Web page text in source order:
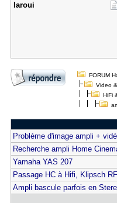
laroui
FORUM
Video
HiFi
Problème d'image ampli +
Recherche ampli Home
Yamaha YAS 207
Passage HC à Hifi, Klipsch
Ampli bascule parfois en